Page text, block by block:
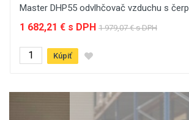
Master DHP55 odvlhčovač vzduchu s
1 682,21 € s DPH 1 979,07 € s DPH
Kúpiť